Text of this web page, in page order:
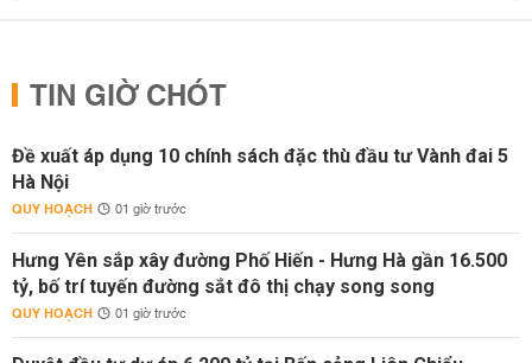
TIN GIỜ CHÓT
Đề xuất áp dụng 10 chính sách đặc thù đầu tư Vành đai 5
Hà Nội
QUY HOẠCH 01 giờ trước
Hưng Yên sắp xây đường Phố Hiến - Hưng Hà gần 16.500
tỷ, bố trí tuyến đường sắt đô thị chạy song song
QUY HOẠCH 01 giờ trước